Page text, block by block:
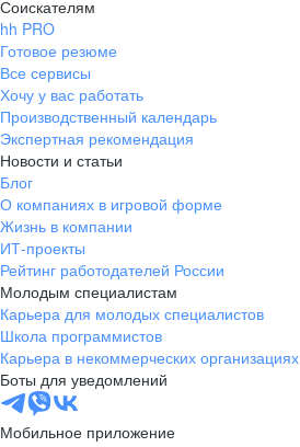
Соискателям
hh PRO
Готовое резюме
Все сервисы
Хочу у вас работать
Производственный календарь
Экспертная рекомендация
Новости и статьи
Блог
О компаниях в игровой форме
Жизнь в компании
ИТ-проекты
Рейтинг работодателей России
Молодым специалистам
Карьера для молодых специалистов
Школа программистов
Карьера в некоммерческих организациях
Боты для уведомлений
Мобильное приложение